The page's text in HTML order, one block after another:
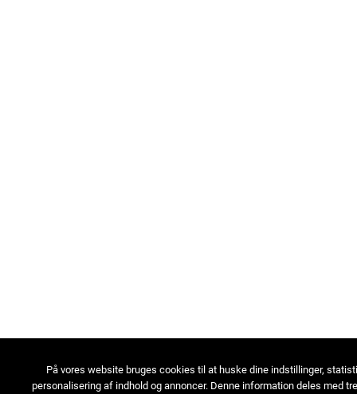
På vores website bruges cookies til at huske dine indstillinger,
personalisering af indhold og annoncer. Denne information deles med